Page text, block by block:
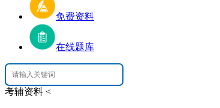
免费资料
在线题库
考辅资料 <